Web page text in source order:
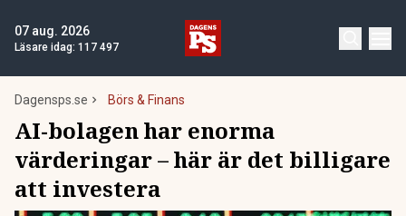
07 aug. 2026
Läsare idag: 117 497
Dagensps.se Börs & Finans
AI-bolagen har enorma
värderingar – här är det billigare
att investera